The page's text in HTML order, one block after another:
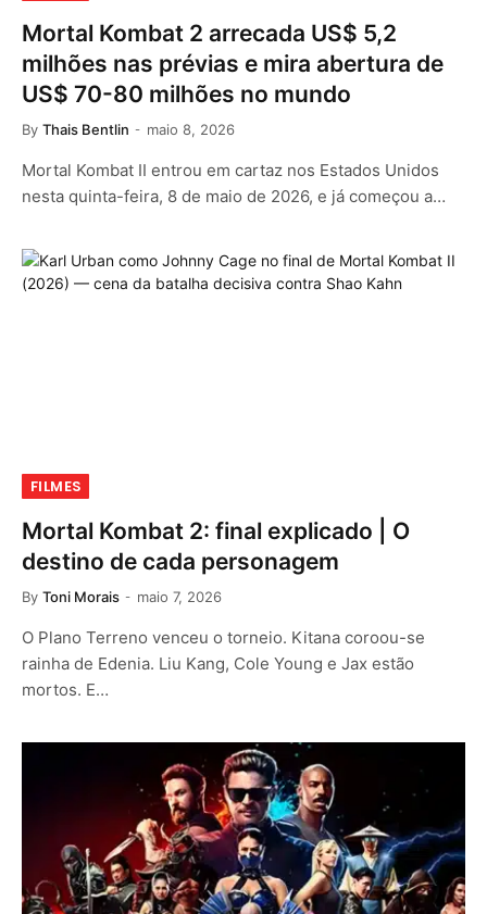
Mortal Kombat 2 arrecada US$ 5,2
milhões nas prévias e mira abertura de
US$ 70-80 milhões no mundo
By Thais Bentlin maio 8, 2026
Mortal Kombat II entrou em cartaz nos Estados Unidos
nesta quinta-feira, 8 de maio de 2026, e já começou a…
FILMES
Mortal Kombat 2: final explicado | O
destino de cada personagem
By Toni Morais maio 7, 2026
O Plano Terreno venceu o torneio. Kitana coroou-se
rainha de Edenia. Liu Kang, Cole Young e Jax estão
mortos. E…